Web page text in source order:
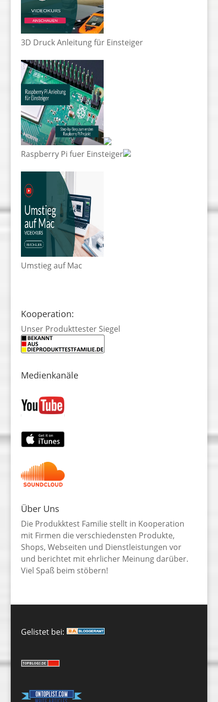
3D Druck Anleitung für Einsteiger
Raspberry Pi fuer Einsteiger
Umstieg auf Mac
Kooperation:
Unser Produkttester Siegel
Medienkanäle
Über Uns
Die Produkktest Familie stellt in Kooperation
mit Firmen die verschiedensten Produkte,
Shops, Webseiten und Dienstleistungen vor
und berichtet mit ehrlicher Meinung darüber.
Viel Spaß beim stöbern!
Gelistet bei: